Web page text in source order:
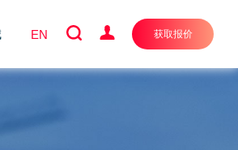
EN 获取报价